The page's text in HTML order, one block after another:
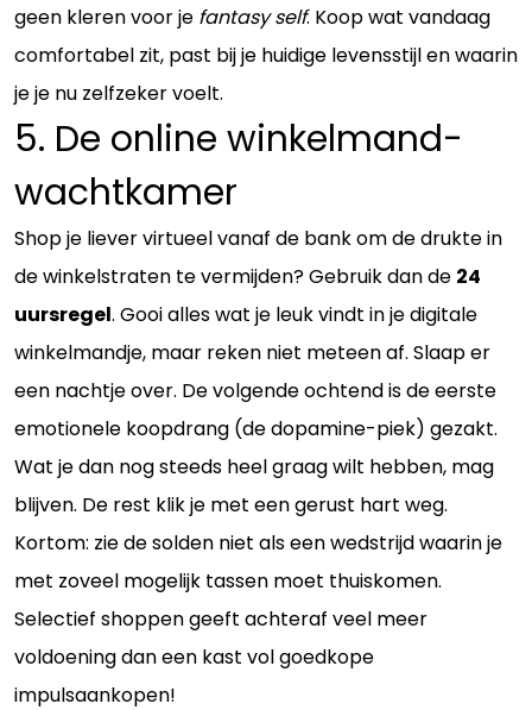
geen kleren voor je fantasy self. Koop wat vandaag
comfortabel zit, past bij je huidige levensstijl en waarin
je je nu zelfzeker voelt.
5. De online winkelmand-
wachtkamer
Shop je liever virtueel vanaf de bank om de drukte in
de winkelstraten te vermijden? Gebruik dan de 24
uursregel. Gooi alles wat je leuk vindt in je digitale
winkelmandje, maar reken niet meteen af. Slaap er
een nachtje over. De volgende ochtend is de eerste
emotionele koopdrang (de dopamine-piek) gezakt.
Wat je dan nog steeds heel graag wilt hebben, mag
blijven. De rest klik je met een gerust hart weg.
Kortom: zie de solden niet als een wedstrijd waarin je
met zoveel mogelijk tassen moet thuiskomen.
Selectief shoppen geeft achteraf veel meer
voldoening dan een kast vol goedkope
impulsaankopen!